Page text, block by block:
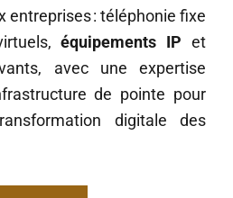
entreprises : téléphonie fixe
équipements IP et
avec une expertise
de pointe pour
digitale des